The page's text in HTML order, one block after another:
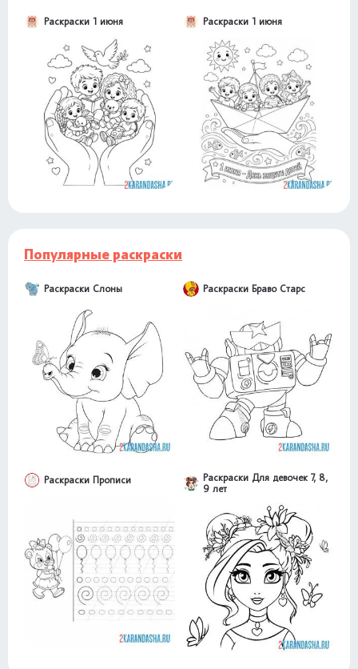
Раскраски 1 июня Раскраски 1 июня
Популярные раскраски
Раскраски Слоны Раскраски Браво Старс
Раскраски Прописи
Раскраски Для девочек 7, 8,
9 лет